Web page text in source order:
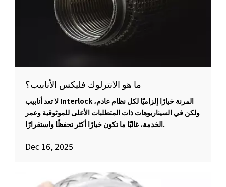
ما هو الانترلوك فليكس الأنابيب؟
لا تعد أنابيب Interlock المرنة خيارًا إلزاميًا لكل نظام عادم،
ولكن في السيناريوهات ذات المتطلبات الأعلى للموثوقية وعمر
الخدمة، غالبًا ما تكون خيارًا أكثر تحفظًا واستقرارًا.
Dec 16, 2025